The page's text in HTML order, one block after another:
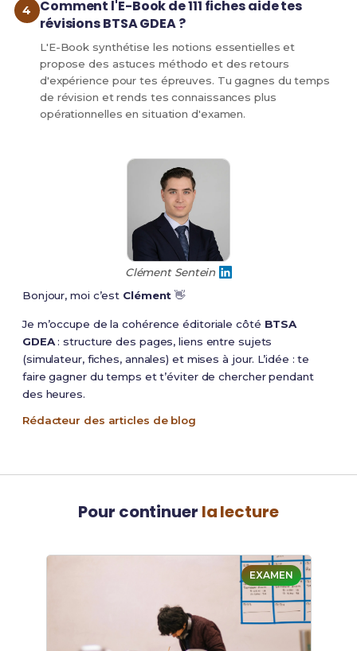
Comment l'E-Book de 111 fiches aide tes
révisions BTSA GDEA ?
L'E-Book synthétise les notions essentielles et
propose des astuces méthodo et des retours
d'expérience pour tes épreuves. Tu gagnes du temps
de révision et rends tes connaissances plus
opérationnelles en situation d'examen.
Clément Sentein
Bonjour, moi c’est Clément 👋
Je m’occupe de la cohérence éditoriale côté BTSA
GDEA: structure des pages, liens entre sujets
(simulateur, fiches, annales) et mises à jour. L’idée : te
faire gagner du temps et t’éviter de chercher pendant
des heures.
Rédacteur des articles de blog
Pour continuer la lecture
EXAMEN